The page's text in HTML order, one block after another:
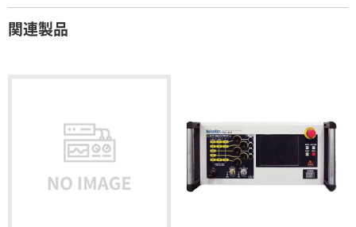
1ヶ月
3ヶ月 80％（割引率20％）
4ヶ月 75％（割引率25％）
関連製品